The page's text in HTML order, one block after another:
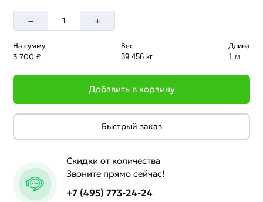
– +
На сумму
3 700 ₽
Вес
39.456 кг
Длина
1 м
Добавить в корзину
Быстрый заказ
Скидки от количества
Звоните прямо сейчас!
+7 (495) 773-24-24